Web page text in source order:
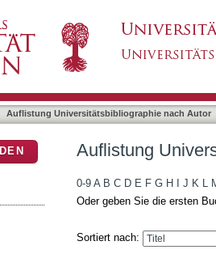
Auflistung Universitätsbibliographie nach Autor
Auflistung
0-9 A B C D E F G H J K L
Oder geben Sie die ersten
Sortiert nach: